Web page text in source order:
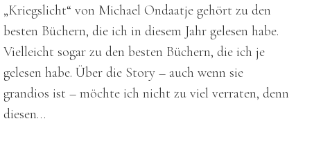
„Kriegslicht“ von Michael Ondaatje gehört zu den
besten Büchern, die ich in diesem Jahr gelesen habe.
Vielleicht sogar zu den besten Büchern, die ich je
gelesen habe. Über die Story – auch wenn sie
grandios ist – möchte ich nicht zu viel verraten, denn
diesen…